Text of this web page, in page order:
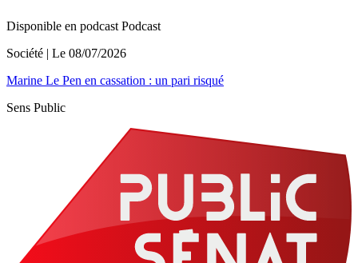
Disponible en podcast Podcast
Société | Le 08/07/2026
Marine Le Pen en cassation : un pari risqué
Sens Public